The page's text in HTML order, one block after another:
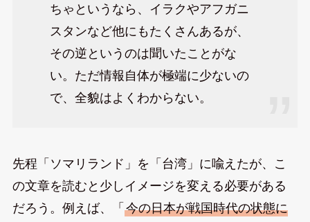
ちゃというなら、イラクやアフガニ
スタンなど他にもたくさんあるが、
その逆というのは聞いたことがな
い。ただ情報自体が極端に少ないの
で、全貌はよくわからない。
先程「ソマリランド」を「台湾」に喩えたが、こ
の文章を読むと少しイメージを変える必要がある
だろう。例えば、「 今の日本が戦国時代の状態に